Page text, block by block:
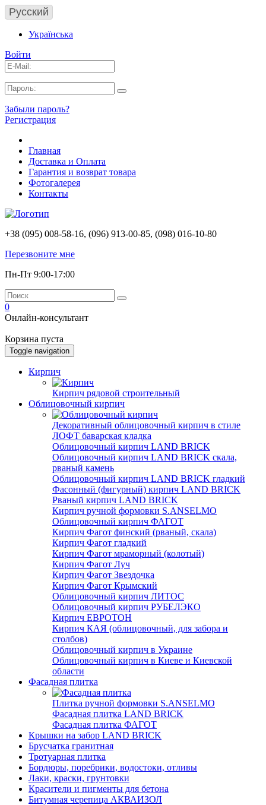
Русский
Українська
Войти
Забыли пароль?
Регистрация
Главная
Доставка и Оплата
Гарантия и возврат товара
Фотогалерея
Контакты
+38 (095) 008-58-16, (096) 913-00-85, (098) 016-10-80
Перезвоните мне
Пн-Пт 9:00-17:00
0
Онлайн-консультант
Корзина пуста
Toggle navigation
Кирпич
Кирпич рядовой строительный
Облицовочный кирпич
Декоративный облицовочный кирпич в стиле
ЛОФТ баварская кладка
Облицовочный кирпич LAND BRICK
Облицовочный кирпич LAND BRICK скала,
рваный камень
Облицовочный кирпич LAND BRICK гладкий
Фасонный (фигурный) кирпич LAND BRICK
Рваный кирпич LAND BRICK
Кирпич ручной формовки S.ANSELMO
Облицовочный кирпич ФАГОТ
Кирпич Фагот финский (рваный, скала)
Кирпич Фагот гладкий
Кирпич Фагот мраморный (колотый)
Кирпич Фагот Луч
Кирпич Фагот Звездочка
Кирпич Фагот Крымский
Облицовочный кирпич ЛИТОС
Облицовочный кирпич РУБЕЛЭКО
Кирпич ЕВРОТОН
Кирпич КАЯ (облицовочный, для забора и
столбов)
Облицовочный кирпич в Украине
Облицовочный кирпич в Киеве и Киевской
области
Фасадная плитка
Плитка ручной формовки S.ANSELMO
Фасадная плитка LAND BRICK
Фасадная плитка ФАГОТ
Крышки на забор LAND BRICK
Брусчатка гранитная
Тротуарная плитка
Бордюры, поребрики, водостоки, отливы
Лаки, краски, грунтовки
Красители и пигменты для бетона
Битумная черепица АКВАИЗОЛ